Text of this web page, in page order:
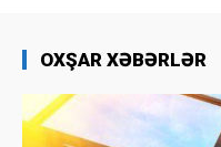
OXŞAR XƏBƏRLƏR